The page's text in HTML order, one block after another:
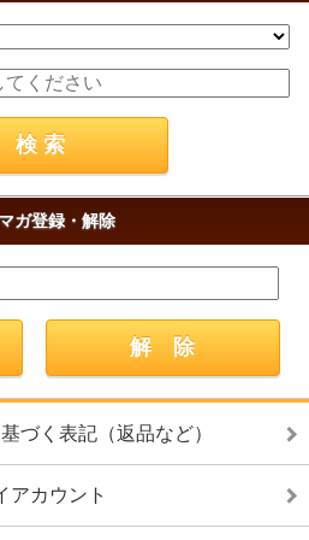
ガ登録・解除
づく表記（返品など）
アカウント